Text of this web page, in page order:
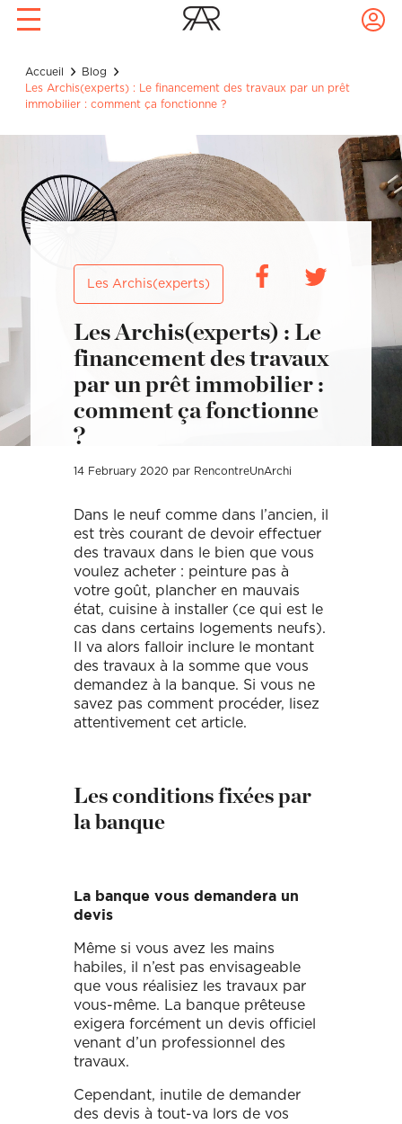
Artisans
Décoration, rénovation, construction : définissez votre projet et
prenez rendez-vous avec nos Archis pour 50€
Accueil
Blog
Les Archis(experts) : Le financement des travaux par un prêt
immobilier : comment ça fonctionne ?
Les Archis(experts)
Les Archis(experts) : Le
financement des travaux
par un prêt immobilier :
comment ça fonctionne
?
14 February 2020 par RencontreUnArchi
Dans le neuf comme dans l’ancien, il
est très courant de devoir effectuer
des travaux dans le bien que vous
voulez acheter : peinture pas à
votre goût, plancher en mauvais
état, cuisine à installer (ce qui est le
cas dans certains logements neufs).
Il va alors falloir inclure le montant
des travaux à la somme que vous
demandez à la banque. Si vous ne
savez pas comment procéder, lisez
attentivement cet article.
Les conditions fixées par
la banque
La banque vous demandera un
devis
Même si vous avez les mains
habiles, il n’est pas envisageable
que vous réalisiez les travaux par
vous-même. La banque prêteuse
exigera forcément un devis officiel
venant d’un professionnel des
travaux.
Cependant, inutile de demander
des devis à tout-va lors de vos
Confiez à Rencontreunarchi le choix
de votre Archi
Prénom
Téléphone Localité du projet
Attention si votre ville
contient des tirets, ne les
déroulant.
Vous êtes un client Vous souhaitez
Mon budget total (€)
Souhaitez-vous nous
en dire plus sur votre
projet ?
par :
avec votre archi à domicile !
1 pièce à décorer : 1h30 de
croquis ou 3D de votre future pièce
pour 320€.
Nom Prénom
Téléphone Localité du projet
Attention si votre ville
Merci de cliquer sur votre
déroulant.
Vous êtes un client Vous souhaitez
Mon budget total (€)
Souhaitez-vous nous
en dire plus sur votre
projet ?